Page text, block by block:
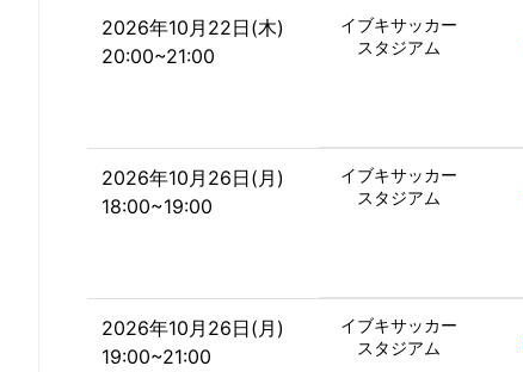
2026年10月22日(木)
20:00~21:00
イブキサッカー
スタジアム
2026年10月26日(月)
18:00~19:00
イブキサッカー
スタジアム
2026年10月26日(月)
19:00~21:00
イブキサッカー
スタジアム